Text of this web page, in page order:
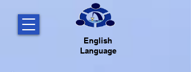
English
Language